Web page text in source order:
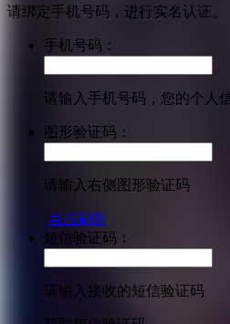
请绑定手机号码，进行实名认证。
手机号码：
请输入手机号码，您的个人
图形验证码：
请输入右侧图形验证码
点击刷新
短信验证码：
请输入接收的短信验证码